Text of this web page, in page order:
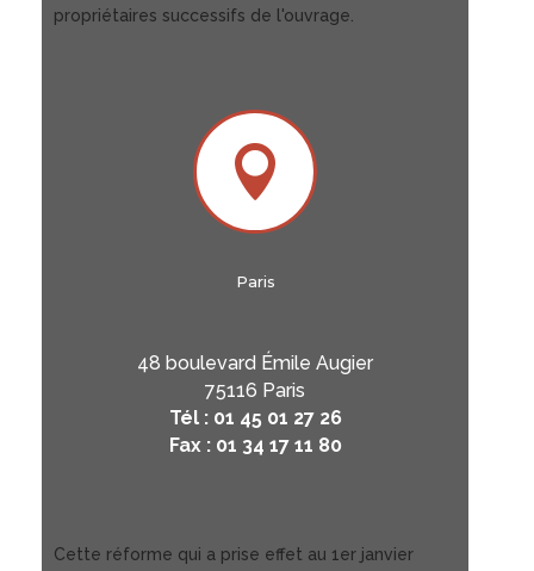
propriétaires successifs de l'ouvrage.

Paris
48 boulevard Émile Augier
75116 Paris
Tél : 01 45 01 27 26
Fax : 01 34 17 11 80
Cette réforme qui a prise effet au 1er janvier